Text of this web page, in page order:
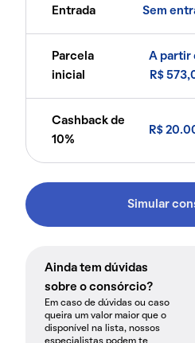
Entrada Sem
Parcela
inicial
A partir
R$
Cashback de
10%
R$
Simular
Ainda tem dúvidas
sobre o consórcio?
Em caso de dúvidas ou caso
queira um valor maior que o
disponível na lista, nossos
especialistas podem te